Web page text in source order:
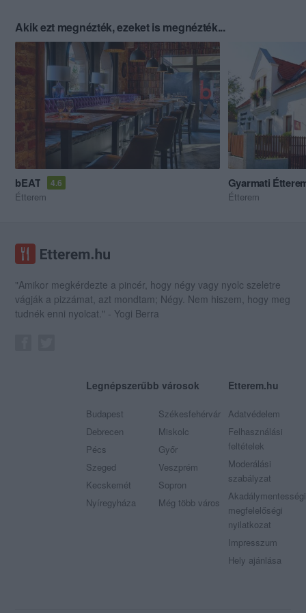
Akik ezt megnézték, ezeket is megnézték...
bEAT 4.6
Étterem
Gyarmati
Étterem
"Amikor megkérdezte a pincér, hogy négy vagy nyolc szeletre
vágják a pizzámat, azt mondtam; Négy. Nem hiszem, hogy meg
tudnék enni nyolcat." - Yogi Berra
Legnépszerűbb városok
Budapest
Debrecen
Pécs
Szeged
Kecskemét
Nyíregyháza
Székesfehérvár
Miskolc
Győr
Veszprém
Sopron
Még több város
Etterem.hu
Adatvédelem
Felhasználási
feltételek
Moderálási
szabályzat
Akadálymentességi
megfelelőségi
nyilatkozat
Impresszum
Hely ajánlása